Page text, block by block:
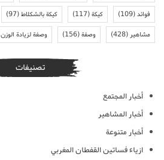
فوائد(109) كيكة(117) كيكة بالشكلاط(97)
مشاهير(428) وصفة(156) وصفة لزيادة الوزن
تصنيفات
أخبار المجتمع
أخبار المشاهير
أخبار متنوعة
ازياء فساتين القفطان المغربي